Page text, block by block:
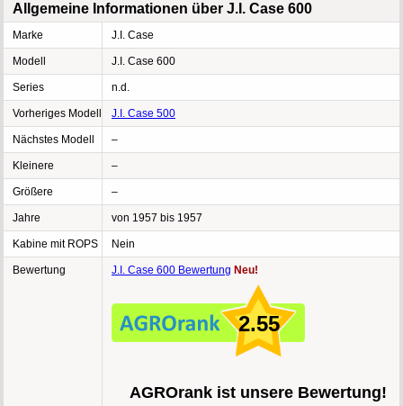
Allgemeine Informationen über J.I. Case 600
Marke J.I. Case
Modell J.I. Case 600
Series n.d.
Vorheriges Modell J.I. Case 500
Nächstes Modell –
Kleinere –
Größere –
Jahre von 1957 bis 1957
Kabine mit ROPS Nein
Bewertung J.I. Case 600 Bewertung Neu!
2.55
AGROrank ist unsere Bewertung!